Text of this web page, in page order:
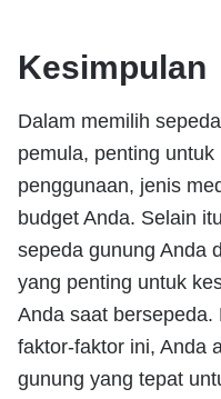
Kesimpulan
Dalam memilih
pemula, penting
penggunaan, jenis
budget Anda. Selain
sepeda gunung Anda
yang penting untuk
Anda saat bersepeda.
faktor-faktor ini, Anda
gunung yang tepat